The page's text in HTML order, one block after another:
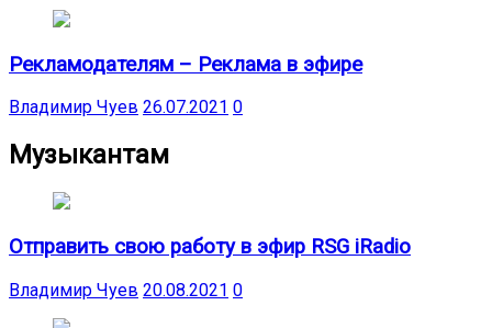
Рекламодателям – Реклама в эфире
Владимир Чуев 26.07.2021 0
Музыкантам
Отправить свою работу в эфир RSG iRadio
Владимир Чуев 20.08.2021 0